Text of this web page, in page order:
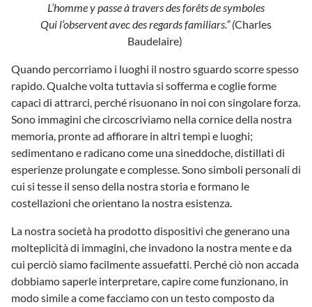
L’homme y passe à travers des forêts de symboles
Qui l’observent avec des regards familiars.” (Charles
Baudelaire)
Quando percorriamo i luoghi il nostro sguardo scorre spesso
rapido. Qualche volta tuttavia si sofferma e coglie forme
capaci di attrarci, perché risuonano in noi con singolare forza.
Sono immagini che circoscriviamo nella cornice della nostra
memoria, pronte ad affiorare in altri tempi e luoghi;
sedimentano e radicano come una sineddoche, distillati di
esperienze prolungate e complesse. Sono simboli personali di
cui si tesse il senso della nostra storia e formano le
costellazioni che orientano la nostra esistenza.
La nostra società ha prodotto dispositivi che generano una
molteplicità di immagini, che invadono la nostra mente e da
cui perciò siamo facilmente assuefatti. Perché ciò non accada
dobbiamo saperle interpretare, capire come funzionano, in
modo simile a come facciamo con un testo composto da